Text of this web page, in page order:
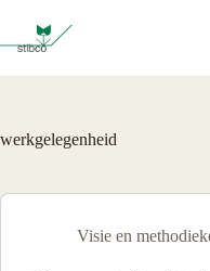
de
werkgelegenheid
Visie en